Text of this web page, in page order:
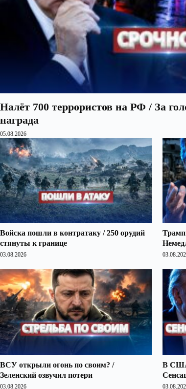
Налёт 700 террористов на РФ / За
награда
05.08.2026
Войска пошли в контратаку / 250 орудий
стянуты к границе
03.08.2026
Трамп
ВСУ открыли огонь по своим? /
Зеленский озвучил потери
03.08.2026
В США